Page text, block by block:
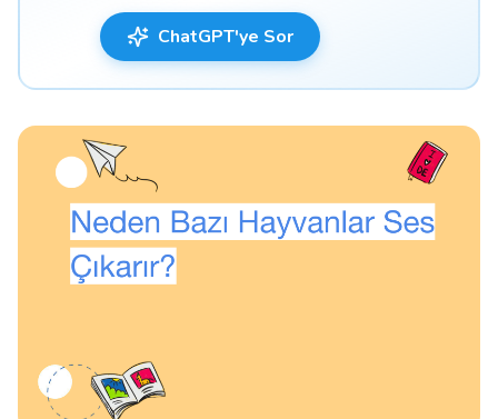
ChatGPT'ye Sor